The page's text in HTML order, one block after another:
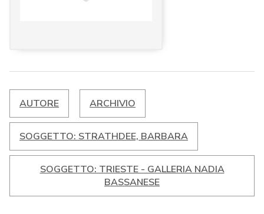
AUTORE ARCHIVIO
SOGGETTO: STRATHDEE, BARBARA
SOGGETTO: TRIESTE - GALLERIA NADIA
BASSANESE